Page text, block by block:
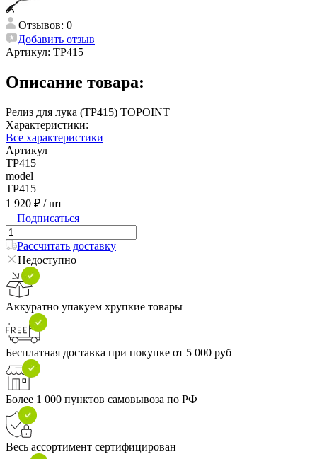
Отзывов: 0
Добавить отзыв
Артикул: TP415
Описание товара:
Релиз для лука (TP415) TOPOINT
Характеристики:
Все характеристики
Артикул
TP415
model
TP415
1 920 ₽ / шт
Подписаться
Рассчитать доставку
Недоступно
Аккуратно упакуем хрупкие товары
Бесплатная доставка при покупке от 5 000 руб
Более 1 000 пунктов самовывоза по РФ
Весь ассортимент сертифицирован